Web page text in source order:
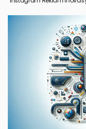
Instagram
Instagram Reklam
Instagram
Instagram
Instagram
Instagram
Trendler ve Geleceğe
Instagram Reklam
Instagram Reklam